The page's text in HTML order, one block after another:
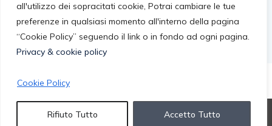
all'utilizzo dei sopracitati cookie, Potrai cambiare le tue
preferenze in qualsiasi momento all'interno della pagina
“Cookie Policy” seguendo il link o in fondo ad ogni pagina.
Privacy & cookie policy
Cookie Policy
Rifiuto Tutto Accetto Tutto
© 2026 repubblicaexpress.it. All rights reserved.